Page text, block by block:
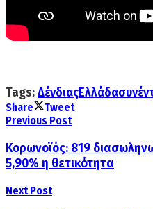
Tags:ΔένδιαςΕλλάδα
Share
Tweet
Previous Post
Κορωνοϊός: 819
5,90% η θετικότητα
Next Post